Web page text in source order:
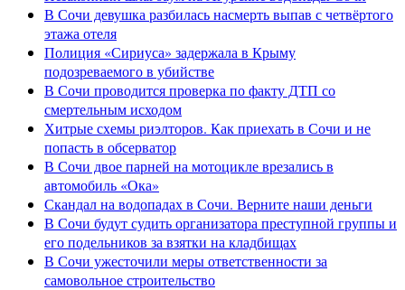
В Сочи девушка разбилась насмерть выпав с четвёртого
этажа отеля
Полиция «Сириуса» задержала в Крыму
подозреваемого в убийстве
В Сочи проводится проверка по факту ДТП со
смертельным исходом
Хитрые схемы риэлторов. Как приехать в Сочи и не
попасть в обсерватор
В Сочи двое парней на мотоцикле врезались в
автомобиль «Ока»
Скандал на водопадах в Сочи. Верните наши деньги
В Сочи будут судить организатора преступной группы и
его подельников за взятки на кладбищах
В Сочи ужесточили меры ответственности за
самовольное строительство